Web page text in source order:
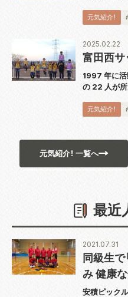
通じて、挨
しいですね。
元気紹介！
富田西サ
1997 年に活
の 22 人が
こだわりを
ね」と話しま
元気紹介！
2025.02.22
元気紹介！ 一覧へ
最近
同級生で
み 健康
安積ピック
2021.07.31